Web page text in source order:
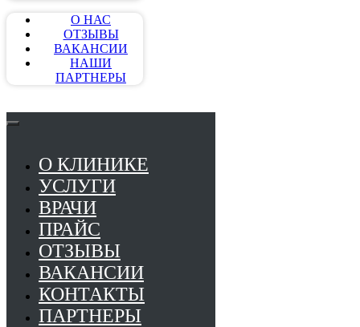
О НАС
ОТЗЫВЫ
ВАКАНСИИ
НАШИ
ПАРТНЕРЫ
О КЛИНИКЕ
УСЛУГИ
ВРАЧИ
ПРАЙС
ОТЗЫВЫ
ВАКАНСИИ
КОНТАКТЫ
ПАРТНЕРЫ